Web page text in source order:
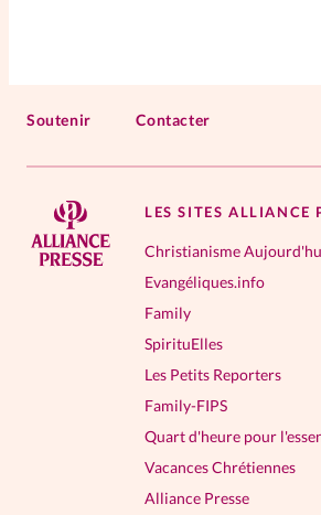
Soutenir Contacter
LES SITES ALLIANCE
Christianisme
Evangéliques.info
Family
SpirituElles
Les Petits Reporters
Family-FIPS
Quart d'heure pour
Vacances Chrétiennes
Alliance Presse